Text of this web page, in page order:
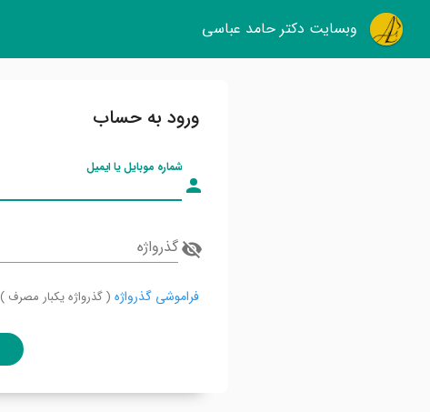
وبسایت دکتر حامد عباسی
ورود به حساب
شماره موبایل یا ایمیل
گذرواژه
فراموشی گذرواژه ( گذرواژه یکبار مصرف )